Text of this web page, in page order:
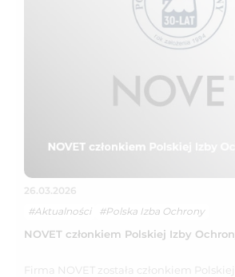
26.03.2026
#Aktualności
#Polska Izba Ochrony
NOVET członkiem Polskiej Izby
Firma NOVET została członkiem